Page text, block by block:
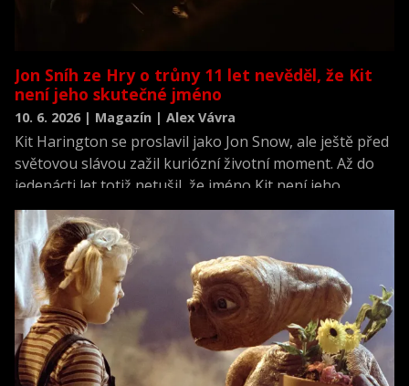
Jon Sníh ze Hry o trůny 11 let nevěděl, že Kit
není jeho skutečné jméno
10. 6. 2026 | Magazín | Alex Vávra
Kit Harington se proslavil jako Jon Snow, ale ještě před
světovou slávou zažil kuriózní životní moment. Až do
jedenácti let totiž netušil, že jméno Kit není jeho
skutečné. Jak se z chlapce s nečekanou krizí identity
stal jeden z nejznámějších herců světa?